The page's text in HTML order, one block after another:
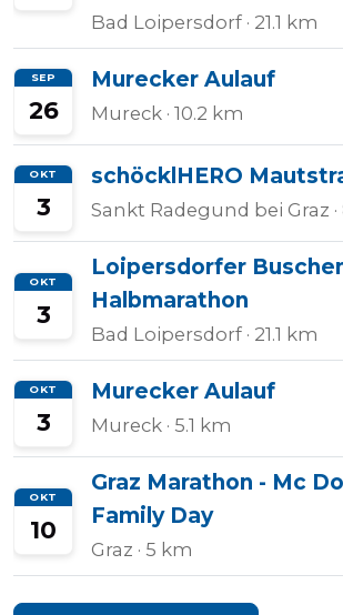
Bad Loipersdorf · 21.1 km
SEP
26
Murecker Aulauf
Mureck · 10.2 km
OKT
3
schöcklHERO
Sankt Radegund bei Graz
OKT
3
Loipersdorfer
Halbmarathon
Bad Loipersdorf · 21.1 km
OKT
3
Murecker Aulauf
Mureck · 5.1 km
OKT
10
Graz Marathon - Mc
Family Day
Graz · 5 km